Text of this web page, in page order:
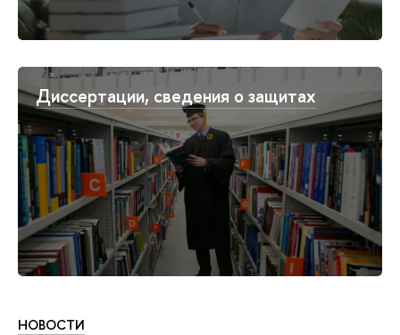
Диссертации, сведения о защитах
НОВОСТИ